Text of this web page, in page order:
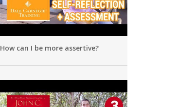
How can I be more assertive?